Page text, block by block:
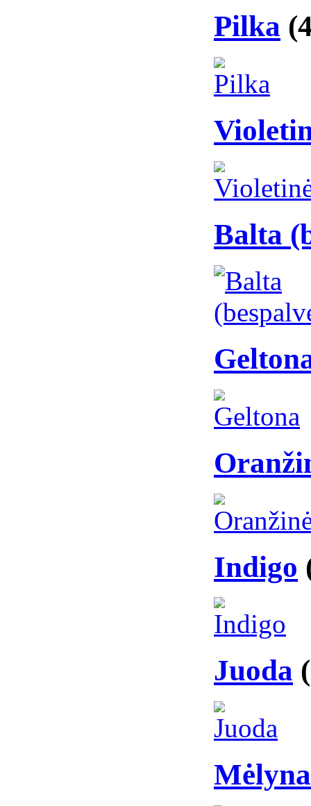
Pilka
Balta
Indigo
Juoda
Mėlyna